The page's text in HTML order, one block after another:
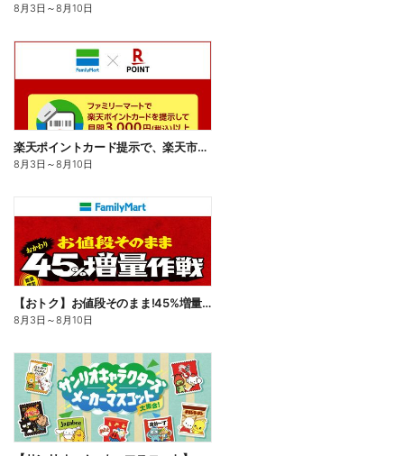
8月3日 ～8月10日
楽天ポイントカード提示で、楽天市場でのお買い物がおトクに!
8月3日 ～8月10日
【おトク】お値段そのまま!45%増量作戦!
8月3日 ～8月10日